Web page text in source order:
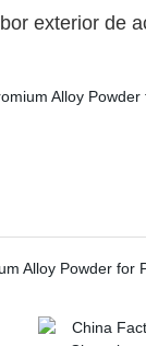
exterior de